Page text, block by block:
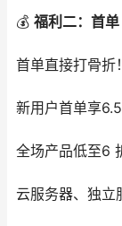
💰 福利二：首
首单直接打骨折！
新用户首单享
全场产品低至6
云服务器、独立